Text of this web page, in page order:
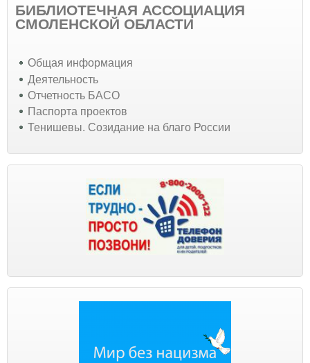
БИБЛИОТЕЧНАЯ АССОЦИАЦИЯ
СМОЛЕНСКОЙ ОБЛАСТИ
Общая информация
Деятельность
Отчетность БАСО
Паспорта проектов
Тенишевы. Созидание на благо России